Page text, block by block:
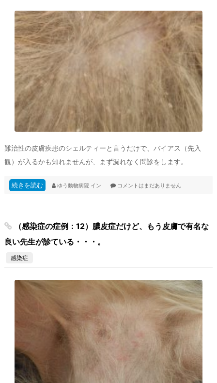
難治性の皮膚疾患のシェルティーと言うだけで、バイアス（先入
観）が入るかも知れませんが、まず漏れなく問診をします。
続きを読む ゆう動物病院 イン コメントはまだありません
（感染症の症例：12）膿皮症だけど、もう皮膚で有名な
良い先生が診ている・・・。
感染症